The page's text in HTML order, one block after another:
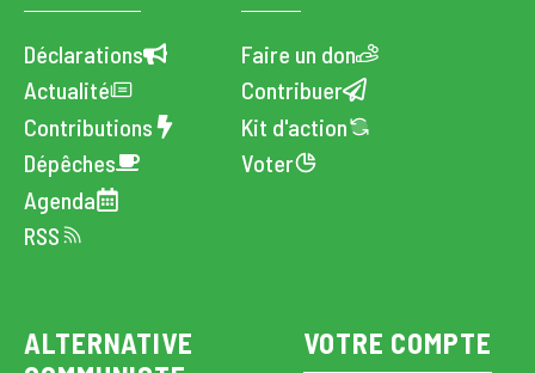
Déclarations
Actualité
Contributions
Dépêches
Agenda
RSS
Faire un don
Contribuer
Kit d'action
Voter
ALTERNATIVE
VOTRE COMPTE